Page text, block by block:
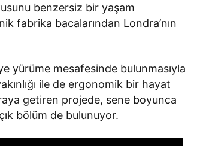
benzersiz bir yaşam
fabrika bacalarından Londra’nın
yürüme mesafesinde bulunmasıyla
ile de ergonomik bir hayat
getiren projede, sene boyunca
bölüm de bulunuyor.